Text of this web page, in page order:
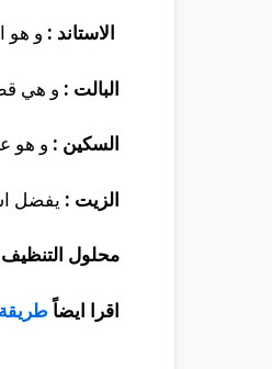
الاستاند : و هو
البالت : و هي
السكين : و هو
الزيت : يفضل
محلول
اقرا ايضاً